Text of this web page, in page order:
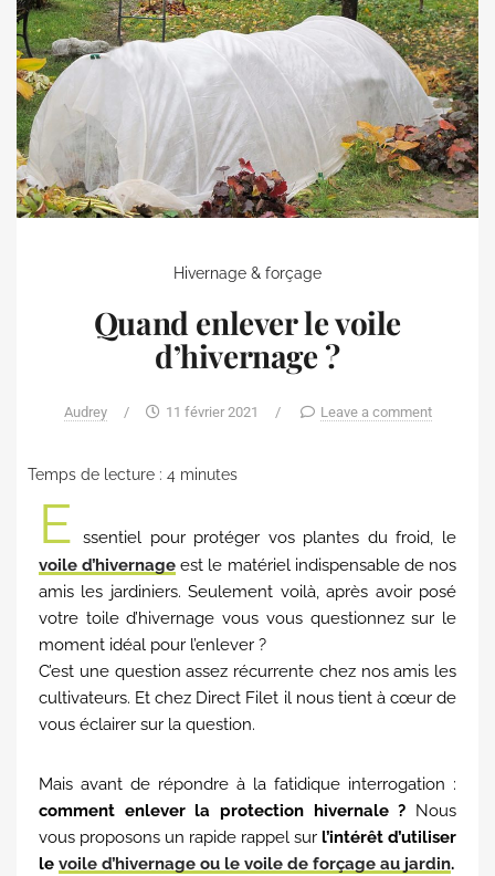
Hivernage & forçage
Quand enlever le voile
d’hivernage ?
Audrey / 11 février 2021 / Leave a comment
Temps de lecture : 4 minutes
E
ssentiel pour protéger vos plantes du froid, le
voile d’hivernage est le matériel indispensable de nos
amis les jardiniers. Seulement voilà, après avoir posé
votre toile d’hivernage vous vous questionnez sur le
moment idéal pour l’enlever ?
C’est une question assez récurrente chez nos amis les
cultivateurs. Et chez Direct Filet il nous tient à cœur de
vous éclairer sur la question.
Mais avant de répondre à la fatidique interrogation :
comment enlever la protection hivernale ? Nous
vous proposons un rapide rappel sur l’intérêt d’utiliser
le voile d’hivernage ou le voile de forçage au jardin.